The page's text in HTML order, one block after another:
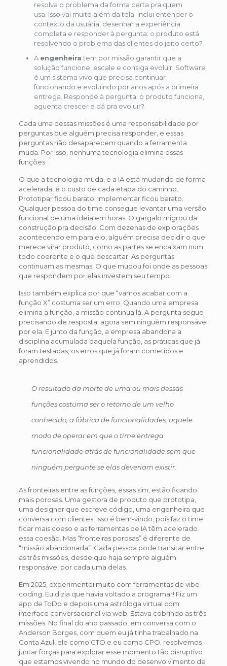
resolva o problema da forma certa pra quem
usa. Isso vai muito além da tela. Inclui entender o
contexto da usuária, desenhar a experiência
completa e responder à pergunta: o produto está
resolvendo o problema das clientes do jeito certo?
A engenheira tem por missão garantir que a
solução funcione, escale e consiga evoluir. Software
é um sistema vivo que precisa continuar
funcionando e evoluindo por anos após a primeira
entrega. Responde à pergunta: o produto funciona,
aguenta crescer e dá pra evoluir?
Cada uma dessas missões é uma responsabilidade por
perguntas que alguém precisa responder, e essas
perguntas não desaparecem quando a ferramenta
muda. Por isso, nenhuma tecnologia elimina essas
funções.
O que a tecnologia muda, e a IA está mudando de forma
acelerada, é o custo de cada etapa do caminho.
Prototipar ficou barato. Implementar ficou barato.
Qualquer pessoa do time consegue levantar uma versão
funcional de uma ideia em horas. O gargalo migrou da
construção pra decisão. Com dezenas de explorações
acontecendo em paralelo, alguém precisa decidir o que
merece virar produto, como as partes se encaixam num
todo coerente e o que descartar. As perguntas
continuam as mesmas. O que mudou foi onde as pessoas
que respondem por elas investem seu tempo.
Isso também explica por que “vamos acabar com a
função X” costuma ser um erro. Quando uma empresa
elimina a função, a missão continua lá. A pergunta segue
precisando de resposta, agora sem ninguém responsável
por ela. E junto da função, a empresa abandona a
disciplina acumulada daquela função, as práticas que já
foram testadas, os erros que já foram cometidos e
aprendidos.
O resultado da morte de uma ou mais dessas
funções costuma ser o retorno de um velho
conhecido, a fábrica de funcionalidades, aquele
modo de operar em que o time entrega
funcionalidade atrás de funcionalidade sem que
ninguém pergunte se elas deveriam existir.
As fronteiras entre as funções, essas sim, estão ficando
mais porosas. Uma gestora de produto que prototipa,
uma designer que escreve código, uma engenheira que
conversa com clientes. Isso é bem-vindo, pois faz o time
ficar mais coeso e as ferramentas de IA têm acelerado
essa coesão. Mas “fronteiras porosas” é diferente de
“missão abandonada”. Cada pessoa pode transitar entre
as três missões, desde que haja sempre alguém
responsável por cada uma delas.
Em 2025, experimentei muito com ferramentas de vibe
coding. Eu dizia que havia voltado a programar! Fiz um
app de ToDo e depois uma astróloga virtual com
interface conversacional via web. Estava cobrindo as três
missões. No final do ano passado, em conversa com o
Anderson Borges, com quem eu já tinha trabalhado na
Conta Azul, ele como CTO e eu como CPO, resolvemos
juntar forças para explorar esse momento tão disruptivo
que estamos vivendo no mundo do desenvolvimento de